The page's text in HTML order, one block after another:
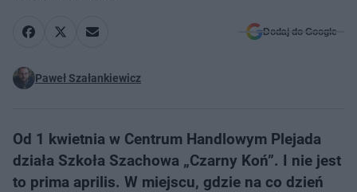
Dodaj do Google
Paweł Szałankiewicz
Od 1 kwietnia w Centrum Handlowym Plejada
działa Szkoła Szachowa „Czarny Koń”. I nie jest
to prima aprilis. W miejscu, gdzie na co dzień